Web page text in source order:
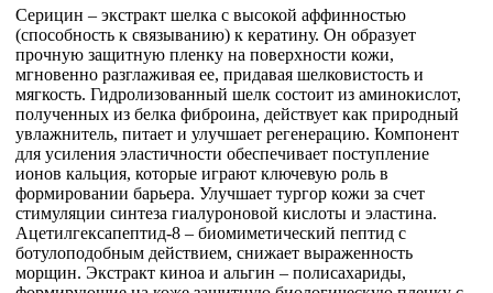
Серицин – экстракт шелка с высокой аффинностью
(способность к связыванию) к кератину. Он образует
прочную защитную пленку на поверхности кожи,
мгновенно разглаживая ее, придавая шелковистость и
мягкость. Гидролизованный шелк состоит из аминокислот,
полученных из белка фиброина, действует как природный
увлажнитель, питает и улучшает регенерацию. Компонент
для усиления эластичности обеспечивает поступление
ионов кальция, которые играют ключевую роль в
формировании барьера. Улучшает тургор кожи за счет
стимуляции синтеза гиалуроновой кислоты и эластина.
Ацетилгексапептид-8 – биомиметический пептид с
ботулоподобным действием, снижает выраженность
морщин. Экстракт киноа и альгин – полисахариды,